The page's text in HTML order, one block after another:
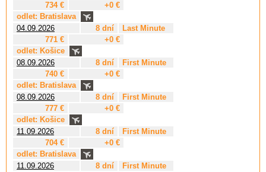
734 €
+0 €
odlet: Bratislava
04.09.2026
8 dní
Last Minute
771 €
+0 €
odlet: Košice
08.09.2026
8 dní
First Minute
740 €
+0 €
odlet: Bratislava
08.09.2026
8 dní
First Minute
777 €
+0 €
odlet: Košice
11.09.2026
8 dní
First Minute
704 €
+0 €
odlet: Bratislava
11.09.2026
8 dní
First Minute